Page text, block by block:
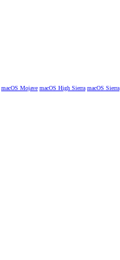
macOS Mojave macOS High Sierra macOS Sierra